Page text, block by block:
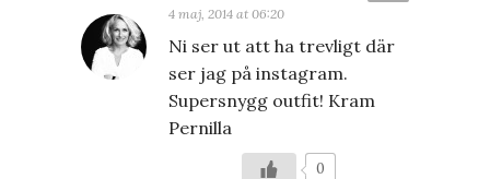
4 maj, 2014 at 06:20
Ni ser ut att ha trevligt där
ser jag på instagram.
Supersnygg outfit! Kram
Pernilla
0